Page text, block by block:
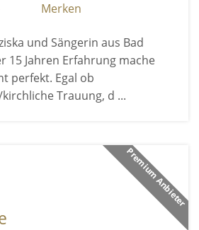
Merken
und Sängerin aus Bad
15 Jahren Erfahrung mache
perfekt. Egal ob
Trauung, d ...
Premium Anbieter